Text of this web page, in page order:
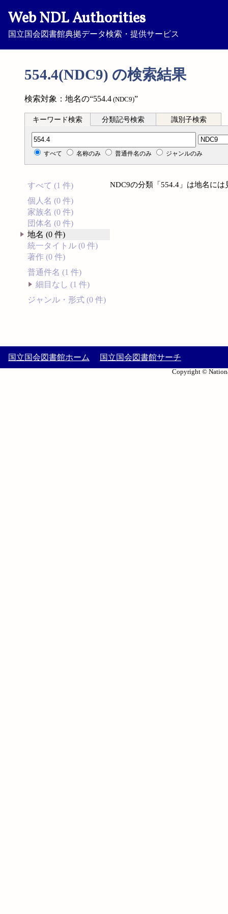
Web NDL Authorities
国立国会図書館典拠データ検索・提供サービス
554.4(NDC9) の検索結果
検索対象：地名の“554.4 (NDC9)”
キーワード検索 分類記号検索 識別子検索
分類記号検索
すべて 名称のみ 普通件名のみ ジャンルのみ
すべて (1 件)
個人名 (0 件)
家族名 (0 件)
団体名 (0 件)
地名 (0 件)
統一タイトル (0 件)
著作 (0 件)
普通件名 (1 件)
細目なし (1 件)
ジャンル・形式 (0 件)
NDC9の分類「554.4」は地名に
国立国会図書館ホーム 国立国会図書館サーチ
Copyright ©